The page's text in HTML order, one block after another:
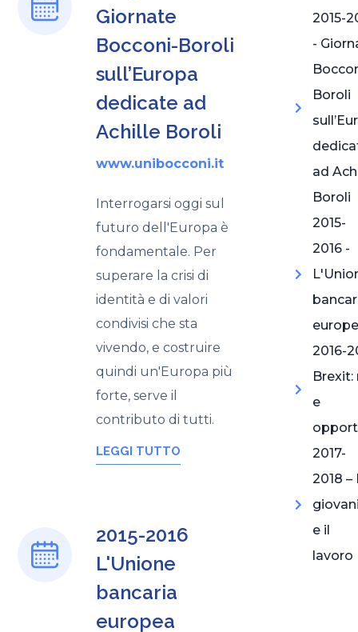
Giornate
Bocconi-Boroli
sull’Europa
dedicate ad
Achille Boroli
www.unibocconi.it
Interrogarsi oggi sul
futuro dell'Europa è
fondamentale. Per
superare la crisi di
identità e di valori
condivisi che sta
vivendo, e costruire
quindi un'Europa più
forte, serve il
contributo di tutti.
LEGGI TUTTO
2015-2016
L'Unione
bancaria
europea
2015-
-
Boroli
ad
Boroli
2015-
2016 -
2016-
Brexit:
e
2017-
2018 –
e il
lavoro